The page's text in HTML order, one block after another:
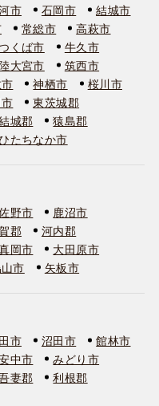
市 石岡市
結城市
常総市
高萩市
くば市
牛久市
大宮市
筑西市
神栖市
桜川市
東茨城郡
城郡
猿島郡
たちなか市
野市
鹿沼市
郡
河内郡
岡市
大田原市
市 矢板市
市 沼田市
館林市
中市
みどり市
妻郡
利根郡